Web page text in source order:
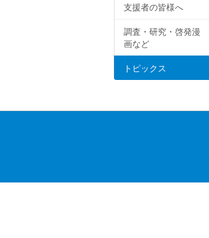
支援者の皆様へ
調査・研究・啓発漫
画など
トピックス